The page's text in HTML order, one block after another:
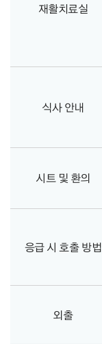
재활치료실
식사 안내
시트 및 환의
응급 시 호출 방법
외출